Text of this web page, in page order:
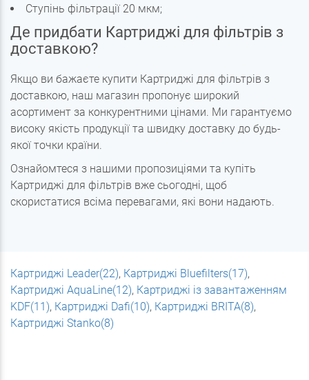
Ступінь фільтрації 20 мкм;
Де придбати Картриджі для фільтрів з
доставкою?
Якщо ви бажаєте купити Картриджі для фільтрів з
доставкою, наш магазин пропонує широкий
асортимент за конкурентними цінами. Ми гарантуємо
високу якість продукції та швидку доставку до будь-
якої точки країни.
Ознайомтеся з нашими пропозиціями та купіть
Картриджі для фільтрів вже сьогодні, щоб
скористатися всіма перевагами, які вони надають.
Картриджі Leader(22), Картриджі Bluefilters(17),
Картриджі AquaLine(12), Картриджі із завантаженням
KDF(11), Картриджі Dafi(10), Картриджі BRITA(8),
Картриджі Stanko(8)